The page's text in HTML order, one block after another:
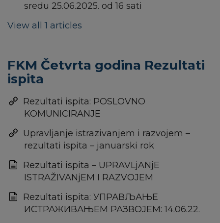
sredu 25.06.2025. od 16 sati
View all 1 articles
FKM Četvrta godina Rezultati
ispita
Rezultati ispita: POSLOVNO
KOMUNICIRANJE
Upravljanje istrazivanjem i razvojem –
rezultati ispita – januarski rok
Rezultati ispita – UPRAVLjANjE
ISTRAŽIVANjEM I RAZVOJEM
Rezultati ispita: УПРАВЉАЊЕ
ИСТРАЖИВАЊЕМ РАЗВОЈЕМ: 14.06.22.